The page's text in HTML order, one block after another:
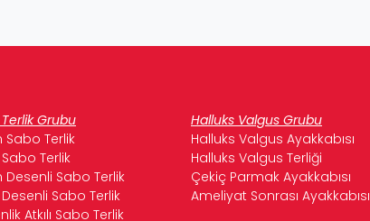
Grubu Halluks Valgus Grubu
Sabo Terlik Halluks Valgus Ayakkabısı
Sabo Terlik Halluks Valgus Terliği
Desenli Sabo Terlik Çekiç Parmak Ayakkabısı
Desenli Sabo Terlik Ameliyat Sonrası Ayakkabısı
Atkılı Sabo Terlik